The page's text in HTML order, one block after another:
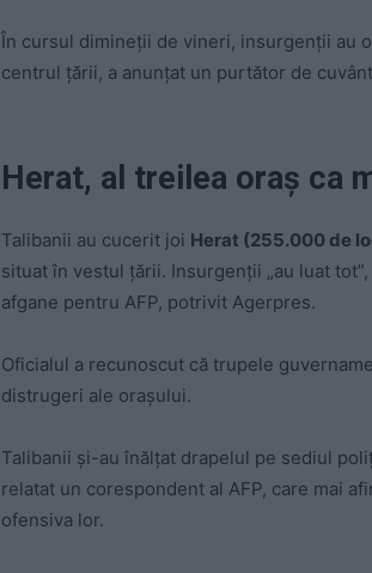
În cursul dimineţii de vineri, insurgenţii au
centrul ţării, a anunţat un purtător de
Herat, al treilea oraș ca
Talibanii au cucerit joi Herat (255.000 de
situat în vestul ţării. Insurgenţii „au luat
afgane pentru AFP, potrivit Agerpres.
Oficialul a recunoscut că trupele
distrugeri ale oraşului.
Talibanii şi-au înălţat drapelul pe sediul
relatat un corespondent al AFP, care mai
ofensiva lor.